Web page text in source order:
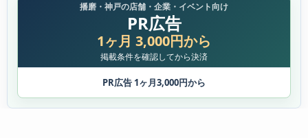
播磨・神戸の店舗・企業・イベント向け
PR広告
1ヶ月 3,000円から
掲載条件を確認してから決済
PR広告 1ヶ月3,000円から